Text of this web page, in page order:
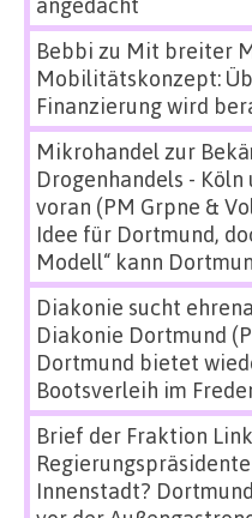
Bebbi zu Mit breiter
Mobilitätskonzept:
Finanzierung wird
Mikrohandel zur
Drogenhandels -
voran (PM Grpne &
Idee für Dortmund,
Modell“ kann
Diakonie sucht
Diakonie Dortmund
Dortmund bietet
Bootsverleih im
Brief der Fraktion
Innenstadt?